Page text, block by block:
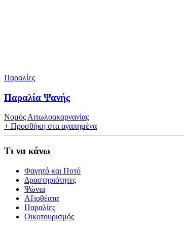
Παραλίες
Παραλία Ψανής
Νομός Αιτωλοακαρνανίας
+ Προσθήκη στα αγαπημένα
Τι να κάνω
Φαγητό και Ποτό
Δραστηριότητες
Ψώνια
Αξιοθέατα
Παραλίες
Οικοτουρισμός